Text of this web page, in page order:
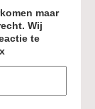
maar
Wij
te